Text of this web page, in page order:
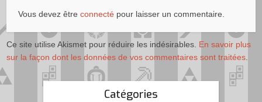
Vous devez êtreconnecté pour laisser un commentaire.
Ce site utilise Akismet pour réduire les indésirables. En savoir plus
sur la façon dont les données de vos commentaires sont traitées
Catégories